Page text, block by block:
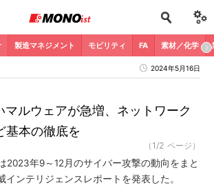
製造マネジメント モビリティ FA 素材／化学
2024年5月16日
マルウェアが急増、ネットワーク
基本の徹底を
（1/2 ページ）
2023年9～12月のサイバー攻撃の動向をまと
インテリジェンスレポートを発表した。